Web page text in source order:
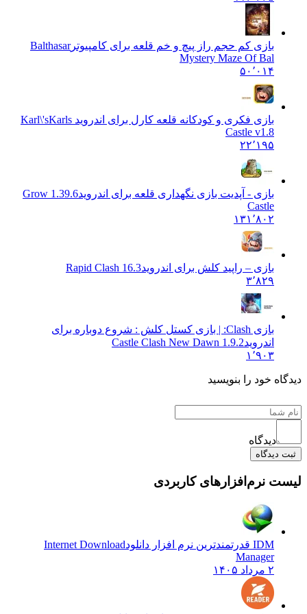
بازی کم حجم راز پیچ و خم قلعه برای کامپیوترBalthasar
Mystery Maze Of Bal
۵۰٬۰۱۴
بازی فکری و کودکانه قلعه کارل برای اندروید Karl\'sKarls
Castle v1.8
۲۲٬۱۹۵
بازی - آپدیت بازی نگهداری قلعه برای اندروید
1.39.6 Grow
Castle
۱۳۱٬۸۰۲
بازی – راپید کلش برای اندرویدRapid Clash 16.3
۳٬۸۲۹
بازی Clash: | بازی کستل کلش : شروع دوباره برای
اندرویدCastle Clash New Dawn 1.9.2
۱٬۹۰۳
خود را بنویسید
دیدگاه
نرم‌افزارهای کاربردی
Internet Download
Manager